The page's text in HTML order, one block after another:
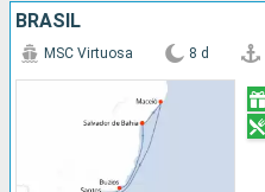
BRASIL
MSC Virtuosa 8 d